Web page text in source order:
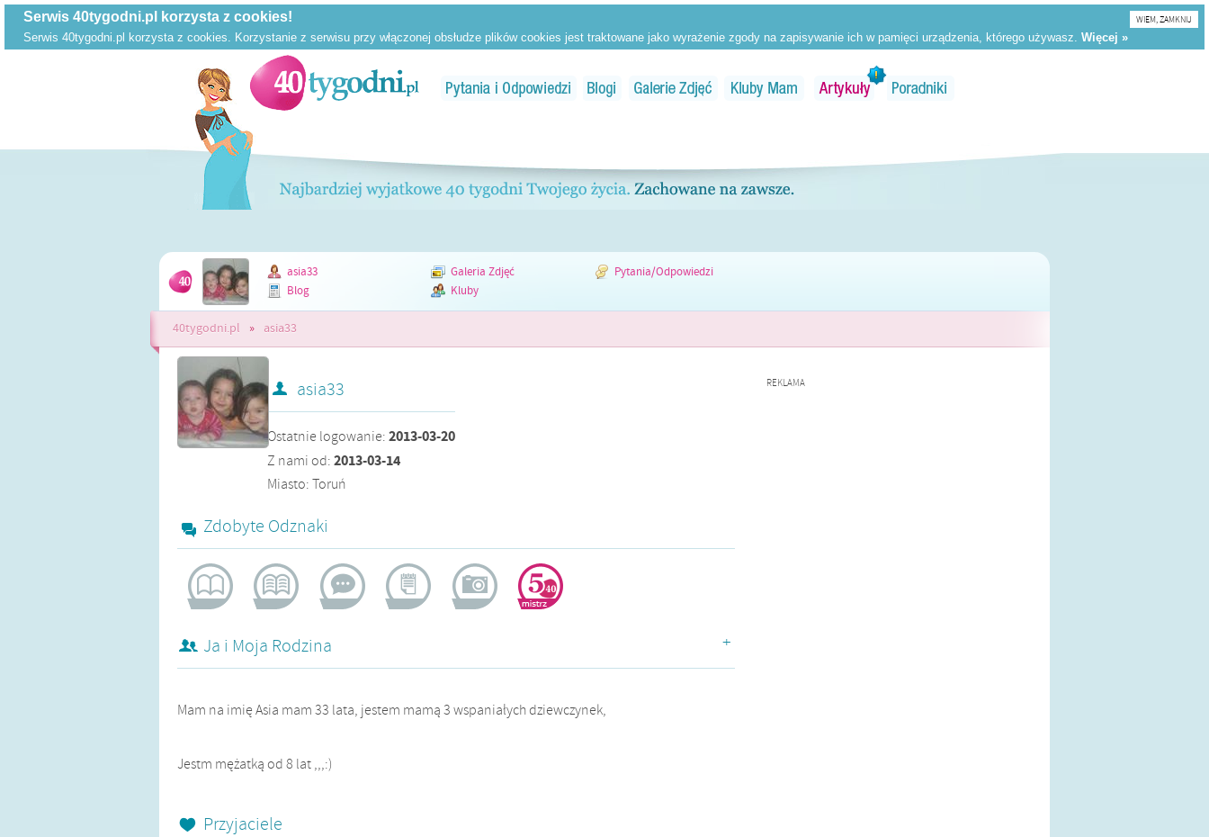
WIEM, ZAMKNIJ
asia33 Galeria Zdjęć
Pytania/Odpowiedzi
Blog
Kluby
40tygodni.pl » asia33
asia33
Ostatnie logowanie: 2013-03-20
Z nami od: 2013-03-14
Miasto: Toruń
Zdobyte Odznaki
Ja i Moja Rodzina +
Mam na imię Asia mam 33 lata, jestem mamą 3 wspaniałych dziewczynek,
Jestm mężatką od 8 lat ,,,:)
Przyjaciele
REKLAMA